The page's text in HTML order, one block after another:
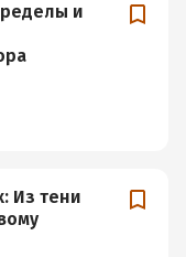
и
Из тени